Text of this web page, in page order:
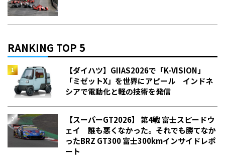
RANKING TOP 5
【ダイハツ】GIIAS2026で「K-VISION」
「ミゼットX」を世界にアピール インドネ
シアで電動化と軽の技術を発信
【スーパーGT2026】 第4戦 富士スピードウ
ェイ 誰も悪くなかった。それでも勝てなか
った――BRZ GT300 富士300kmインサイドレポ
ート